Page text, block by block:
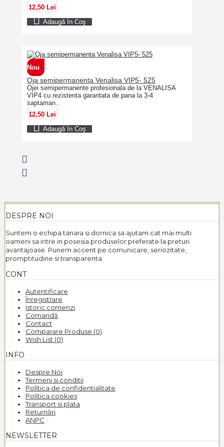
12,50 Lei
Adaugă în Coş
Nou
Oja semipermanenta Venalisa VIP5- 525
Ojei semipermanente profesionala de la VENALISA
VIP4 cu rezistenta garantata de pana la 3-4
saptaman..
12,50 Lei
Adaugă în Coş
DESPRE NOI
Suntem o echipa tanara si dornica sa ajutam cat mai multi
oameni sa intre in posesia produselor preferate la preturi
avantajoase. Punem accent pe comunicare, seriozitate,
promptitudine si transparenta.
CONT
Autentificare
Înregistrare
Istoric comenzi
Comandă
Contact
Comparare Produse (0)
Wish List (0)
INFO
Despre Noi
Termeni si conditii
Politica de confidentialitate
Politica cookies
Transport si plata
Returnări
ANPC
NEWSLETTER